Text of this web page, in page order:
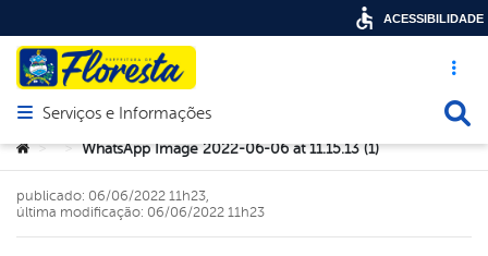
Acesso
Abrir menu principal de navegação
Serviços e Informações
Você está aqui:
> > WhatsApp Image 2022-06-06 at 11.15.13 (1)
publicado: 06/06/2022 11h23,
última modificação: 06/06/2022 11h23
ACESSIBILIDADE